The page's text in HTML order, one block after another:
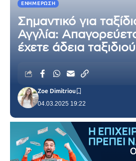
ΕΝΗΜΈΡΩΣΗ
Σημαντικό για
Αγγλία:
έχετε άδεια ταξιδιού
04.03.2025 19:22
Zoe Dimitriou